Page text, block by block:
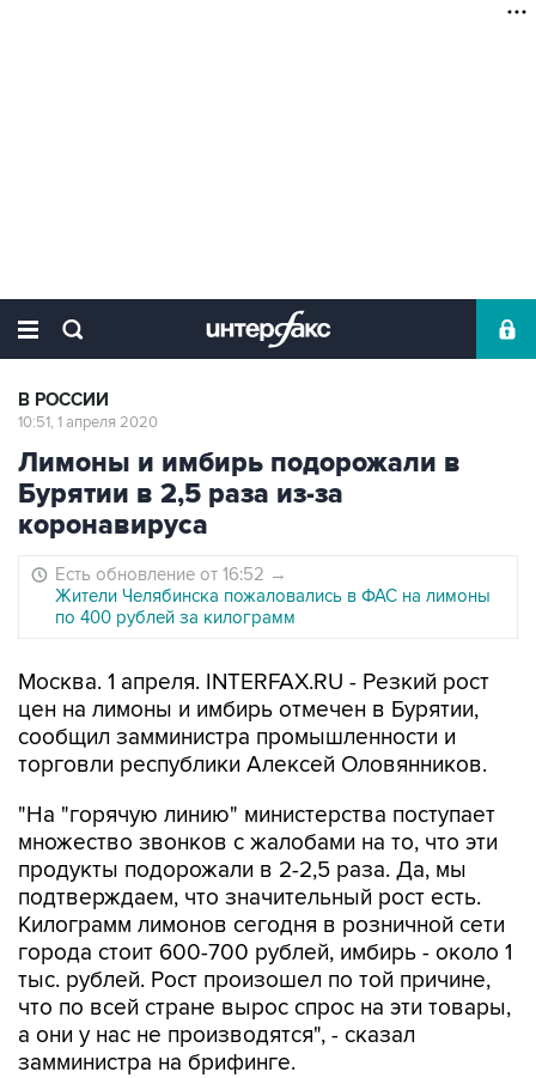
В РОССИИ
10:51, 1 апреля 2020
Лимоны и имбирь подорожали в
Бурятии в 2,5 раза из-за
коронавируса
Есть обновление от 16:52 →
Жители Челябинска пожаловались в ФАС на лимоны
по 400 рублей за килограмм
Москва. 1 апреля. INTERFAX.RU - Резкий рост
цен на лимоны и имбирь отмечен в Бурятии,
сообщил замминистра промышленности и
торговли республики Алексей Оловянников.
"На "горячую линию" министерства поступает
множество звонков с жалобами на то, что эти
продукты подорожали в 2-2,5 раза. Да, мы
подтверждаем, что значительный рост есть.
Килограмм лимонов сегодня в розничной сети
города стоит 600-700 рублей, имбирь - около 1
тыс. рублей. Рост произошел по той причине,
что по всей стране вырос спрос на эти товары,
а они у нас не производятся", - сказал
замминистра на брифинге.